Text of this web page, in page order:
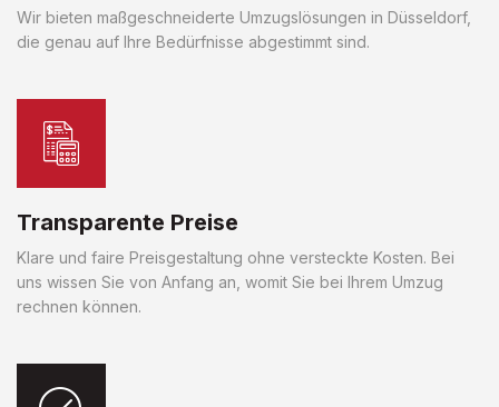
Wir bieten maßgeschneiderte Umzugslösungen in Düsseldorf,
die genau auf Ihre Bedürfnisse abgestimmt sind.
Transparente Preise
Klare und faire Preisgestaltung ohne versteckte Kosten. Bei
uns wissen Sie von Anfang an, womit Sie bei Ihrem Umzug
rechnen können.